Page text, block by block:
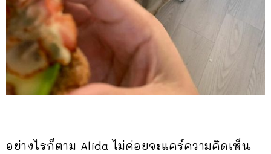
อย่างไรก็ตาม Alida ไม่ค่อยจะแคร์ความคิดเห็น